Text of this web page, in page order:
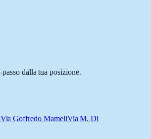
dalla tua posizione.
Via Goffredo MameliVia M. Di